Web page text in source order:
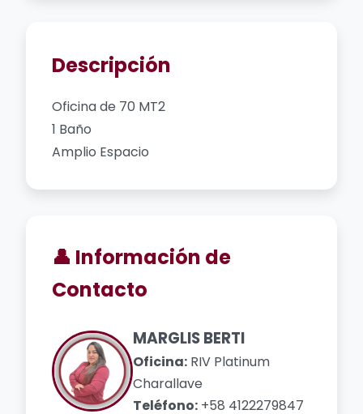
Descripción
Oficina de 70 MT2
1 Baño
Amplio Espacio
👤 Información de
Contacto
MARGLIS BERTI
Oficina: RIV Platinum
Charallave
Teléfono: +58 4122279847